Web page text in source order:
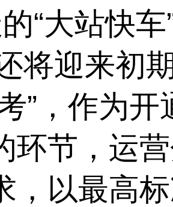
“大站快
将迎来初
”，作为
环节，运
，以最高